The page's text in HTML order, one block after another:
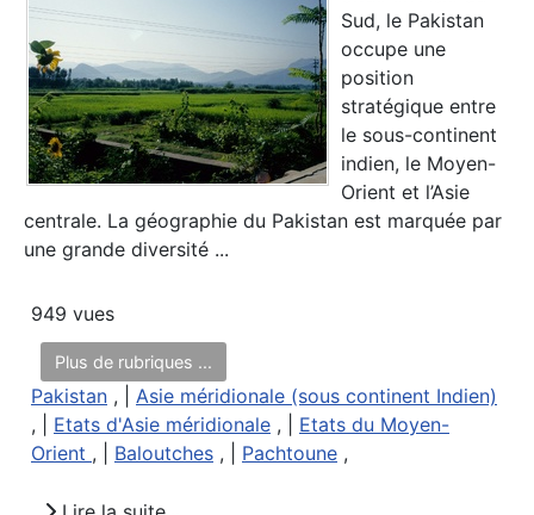
Sud, le Pakistan
occupe une
position
stratégique entre
le sous-continent
indien, le Moyen-
Orient et l’Asie
centrale. La géographie du Pakistan est marquée par
une grande diversité ...
949 vues
Plus de rubriques ...
Pakistan , | Asie méridionale (sous continent Indien)
, | Etats d'Asie méridionale , | Etats du Moyen-
Orient , | Baloutches , | Pachtoune ,